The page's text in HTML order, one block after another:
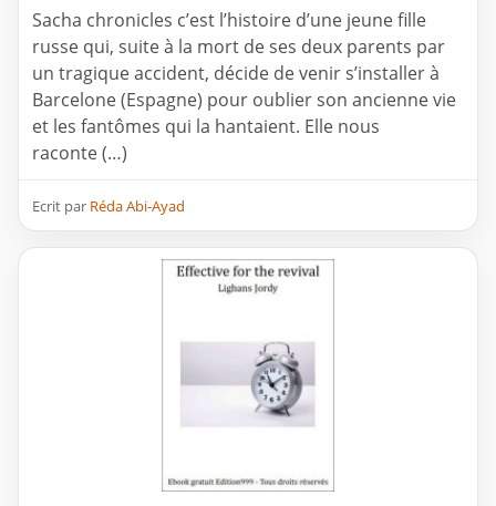
Sacha chronicles c’est l’histoire d’une jeune fille
russe qui, suite à la mort de ses deux parents par
un tragique accident, décide de venir s’installer à
Barcelone (Espagne) pour oublier son ancienne vie
et les fantômes qui la hantaient. Elle nous
raconte (…)
Ecrit par Réda Abi-Ayad